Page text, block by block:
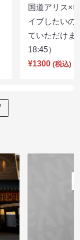
国道アリス×
イブしたいの
ていただけ
18:45）
¥1300 (税込)